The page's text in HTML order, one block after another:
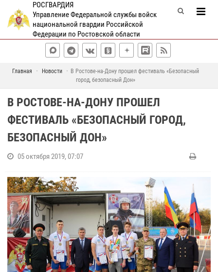
РОСГВАРДИЯ
Управление Федеральной службы войск
национальной гвардии Российской
Федерации по Ростовской области
Главная Новости
В Ростове-на-Дону прошел фестиваль «Безопасный
город, безопасный Дон»
В РОСТОВЕ-НА-ДОНУ ПРОШЕЛ
ФЕСТИВАЛЬ «БЕЗОПАСНЫЙ ГОРОД,
БЕЗОПАСНЫЙ ДОН»
05 октября 2019, 07:07